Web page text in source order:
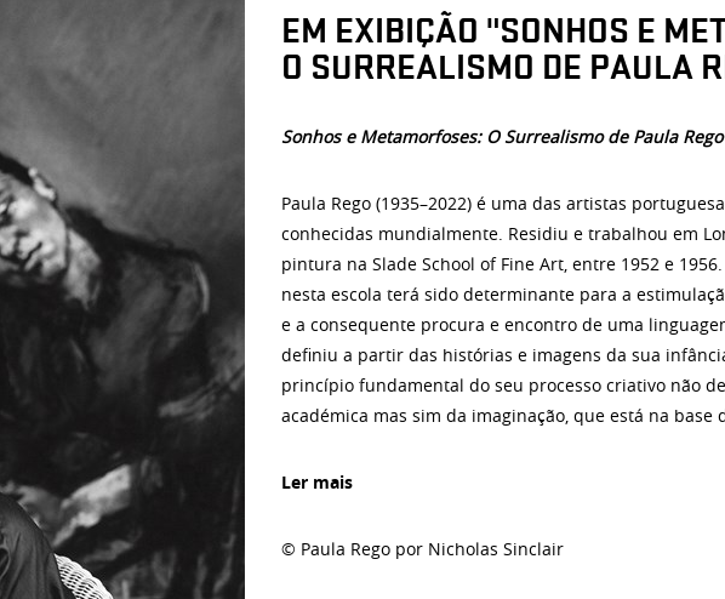
EM EXIBIÇÃO "SONHOS E
O SURREALISMO DE PAULA
Sonhos e Metamorfoses: O Surrealismo de Paula Rego
Paula Rego (1935–2022) é uma das artistas
conhecidas mundialmente. Residiu e trabalhou em
pintura na Slade School of Fine Art, entre 1952 e
nesta escola terá sido determinante para a
e a consequente procura e encontro de uma
definiu a partir das histórias e imagens da sua
princípio fundamental do seu processo criativo não
académica mas sim da imaginação, que está na
Ler mais
© Paula Rego por Nicholas Sinclair